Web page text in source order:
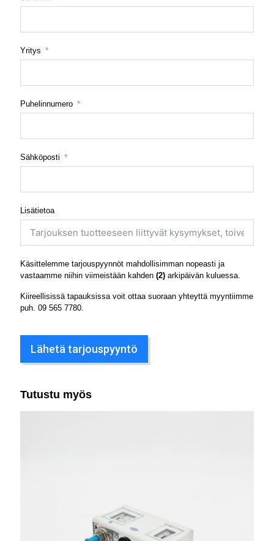
Yritys
Puhelinnumero
Sähköposti
Lisätietoa
Käsittelemme tarjouspyynnöt mahdollisimman nopeasti ja
vastaamme niihin viimeistään kahden (2) arkipäivän kuluessa.
Kiireellisissä tapauksissa voit ottaa suoraan yhteyttä myyntiimme
puh. 09 565 7780
Lähetä tarjouspyyntö
Tutustu myös